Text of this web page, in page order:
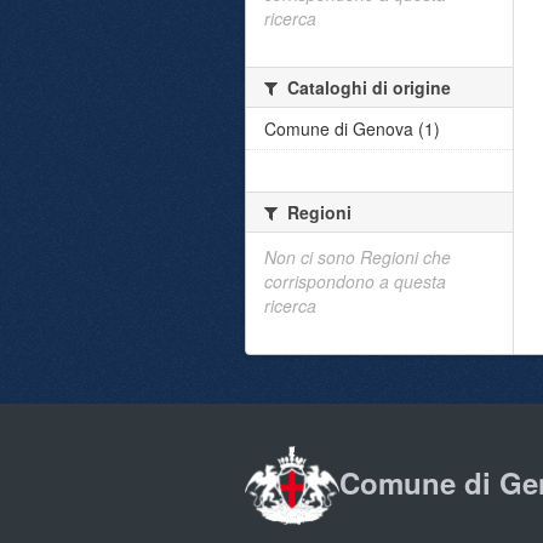
ricerca
Cataloghi di origine
Comune di Genova (1)
Regioni
Non ci sono Regioni che
corrispondono a questa
ricerca
Comune di